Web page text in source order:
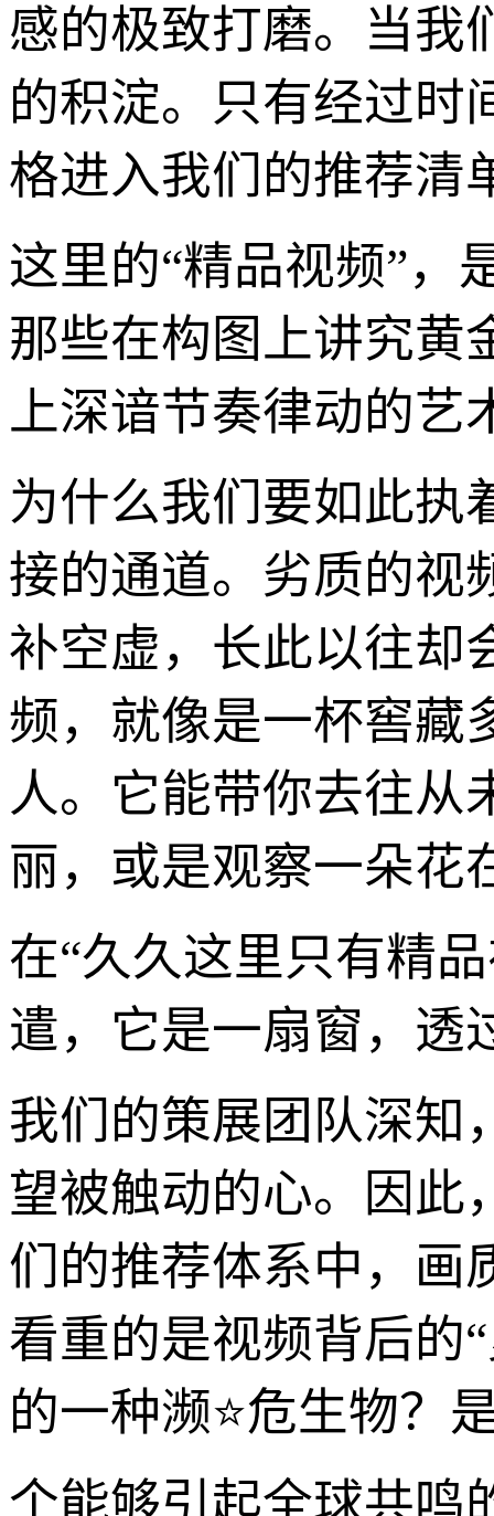
感的极致打磨。当我
的积淀。只有经过时
格进入我们的推荐清
这里的“精品视频”，
那些在构图上讲究黄
上深谙节奏律动的艺
为什么我们要如此执
接的通道。劣质的视
补空虚，长此以往却
频，就像是一杯窖藏
人。它能带你去往从
丽，或是观察一朵花
在“久久这里只有精
遣，它是一扇窗，透
我们的策展团队深知
望被触动的心。因此
们的推荐体系中，画
看重的是视频背后的
的一种濒⭐危生物？
个能够引起全球共鸣